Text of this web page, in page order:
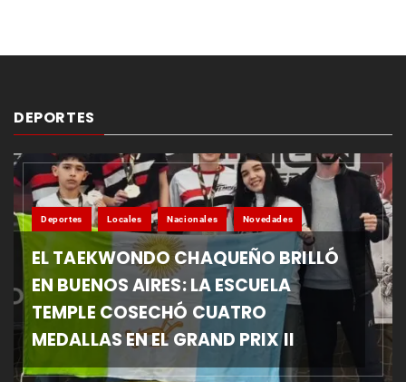
DEPORTES
Deportes Locales Nacionales Novedades
EL TAEKWONDO CHAQUEÑO BRILLÓ
EN BUENOS AIRES: LA ESCUELA
TEMPLE COSECHÓ CUATRO
MEDALLAS EN EL GRAND PRIX II